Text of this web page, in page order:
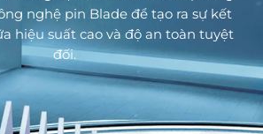
Dynaudio Hi-Fi sẽ thiết lập giai
mà bạn thích. Hãy nghe và cảm
nhận.
nghệ pin Blade để tạo ra sự kết
hiệu suất cao và độ an toàn tuyệt
đối.